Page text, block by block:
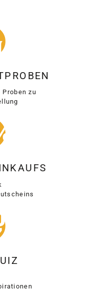
Proben zu